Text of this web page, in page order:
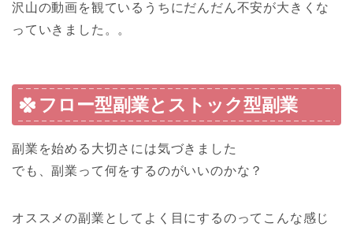
沢山の動画を観ているうちにだんだん不安が大きくな
っていきました。。
フロー型副業とストック型副業
副業を始める大切さには気づきました
でも、副業って何をするのがいいのかな？
オススメの副業としてよく目にするのってこんな感じ